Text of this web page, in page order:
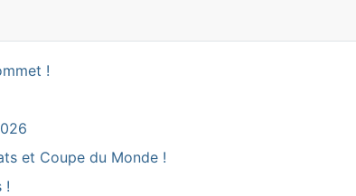
!
et Coupe du Monde !
!